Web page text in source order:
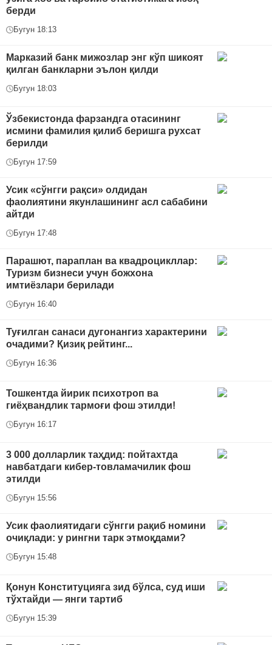
берди
Бугун 18:13
Марказий банк мижозлар энг кўп шикоят
қилган банкларни эълон қилди
Бугун 18:03
Ўзбекистонда фарзандга отасининг
исмини фамилия қилиб беришга рухсат
берилди
Бугун 17:59
Усик «сўнгги рақси» олдидан
фаолиятини якунлашининг асл сабабини
айтди
Бугун 17:48
Парашют, параплан ва квадроцикллар:
Туризм бизнеси учун божхона
имтиёзлари берилади
Бугун 16:40
Туғилган санаси дугонангиз характерини
очадими? Қизиқ рейтинг...
Бугун 16:36
Тошкентда йирик психотроп ва
гиёҳвандлик тармоғи фош этилди!
Бугун 16:17
3 000 долларлик таҳдид: пойтахтда
навбатдаги кибер-товламачилик фош
этилди
Бугун 15:56
Усик фаолиятидаги сўнгги рақиб номини
очиқлади: у рингни тарк этмоқдами?
Бугун 15:48
Қонун Конституцияга зид бўлса, суд иши
тўхтайди — янги тартиб
Бугун 15:39